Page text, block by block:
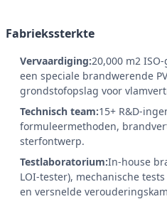
Fabriekssterkte
Vervaardiging:20,000 m2
een speciale brandwerende
grondstofopslag voor
Technisch team:15+ R&D-
formuleermethoden,
sterfontwerp.
Testlaboratorium:In-house
LOI-tester), mechanische
en versnelde